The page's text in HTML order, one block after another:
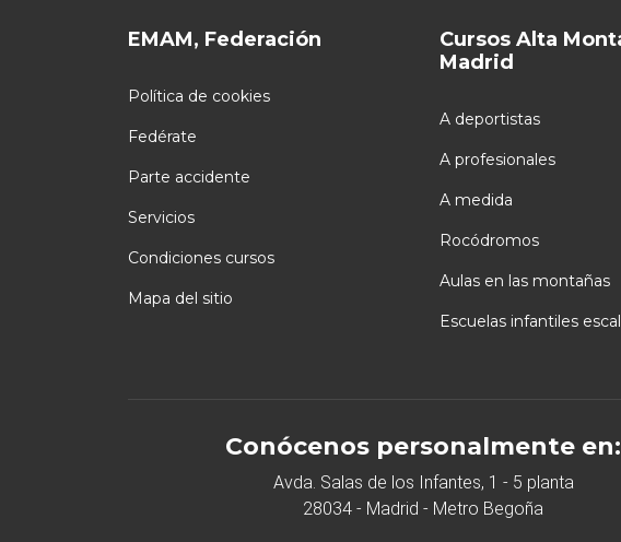
EMAM, Federación
Política de cookies
Fedérate
Parte accidente
Servicios
Condiciones cursos
Mapa del sitio
Cursos Alta
Madrid
A deportistas
A profesionales
A medida
Rocódromos
Aulas en las montañas
Escuelas infantiles
Conócenos personalmente en:
Avda. Salas de los Infantes, 1 - 5 planta
28034 - Madrid - Metro Begoña